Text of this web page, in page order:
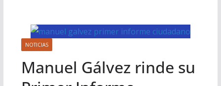
NOTICIAS
Manuel Gálvez rinde su